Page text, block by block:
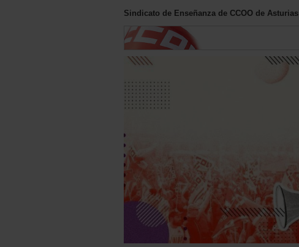
Sindicato de Enseñanza de CCOO de Asturias